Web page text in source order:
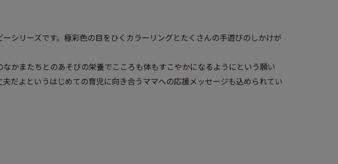
シリーズです。極彩色の目をひくカラーリングとたくさんの手遊びのしかけが
かまたちとのあそびの栄養でこころも体もすこやかになるようにという願い
だよというはじめての育児に向き合うママへの応援メッセージも込められてい